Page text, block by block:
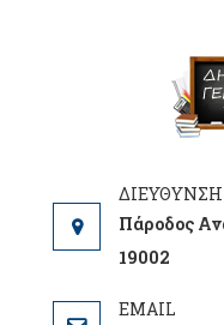
Πάροδος
19002